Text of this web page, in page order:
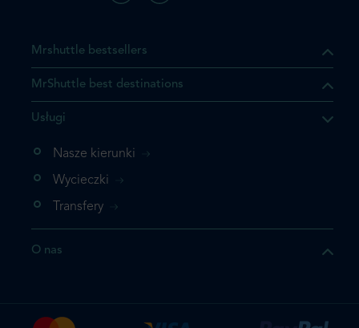
którego szukasz jest już
nie chcesz dodawać go
Mrshuttle bestsellers
MrShuttle best destinations
Usługi
Nasze kierunki
Wycieczki
Transfery
O nas